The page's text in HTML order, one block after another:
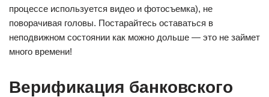
процессе используется видео и фотосъемка), не
поворачивая головы. Постарайтесь оставаться в
неподвижном состоянии как можно дольше — это не займет
много времени!
Верификация банковского